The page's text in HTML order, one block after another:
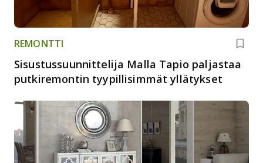
REMONTTI
Sisustussuunnittelija Malla Tapio paljastaa
putkiremontin tyypillisimmät yllätykset